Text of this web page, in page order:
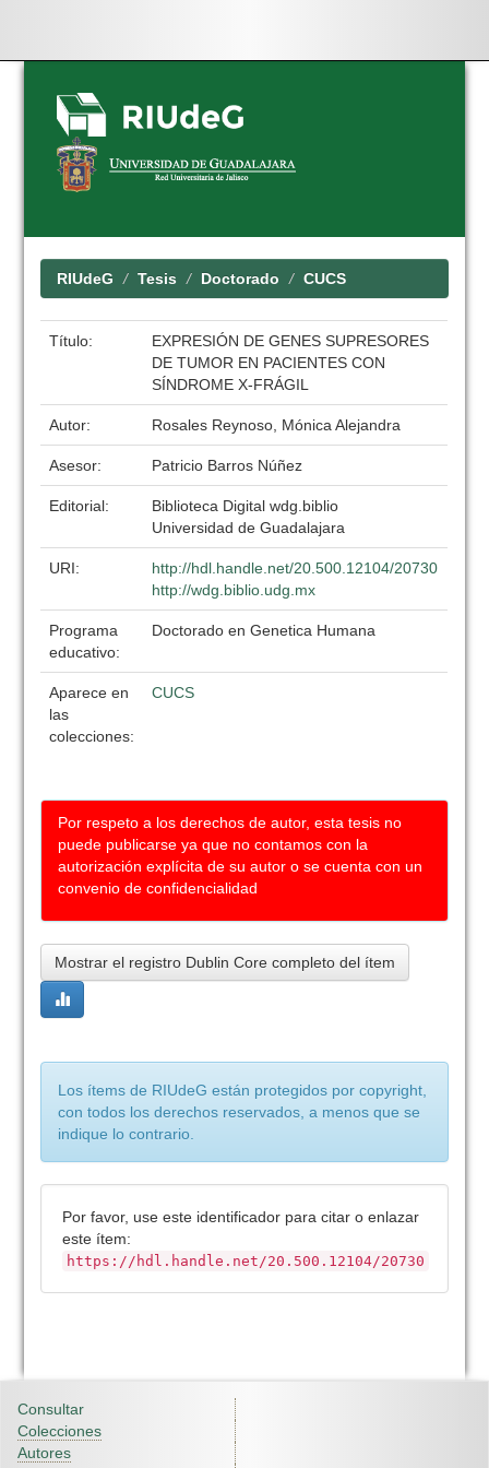
Skip
navigation
RIUdeG Tesis Doctorado CUCS
Título:
EXPRESIÓN DE GENES SUPRESORES
DE TUMOR EN PACIENTES CON
SÍNDROME X-FRÁGIL
Autor: Rosales Reynoso, Mónica Alejandra
Asesor: Patricio Barros Núñez
Editorial:
Biblioteca Digital wdg.biblio
Universidad de Guadalajara
URI:
http://hdl.handle.net/20.500.12104/20730
http://wdg.biblio.udg.mx
Programa
educativo:
Doctorado en Genetica Humana
Aparece en
las
colecciones:
CUCS
Por respeto a los derechos de autor, esta tesis no
puede publicarse ya que no contamos con la
autorización explícita de su autor o se cuenta con un
convenio de confidencialidad
Mostrar el registro Dublin Core completo del ítem
Los ítems de RIUdeG están protegidos por copyright,
con todos los derechos reservados, a menos que se
indique lo contrario.
Por favor, use este identificador para citar o enlazar
este ítem:
https://hdl.handle.net/20.500.12104/20730
Consultar
Colecciones
Autores